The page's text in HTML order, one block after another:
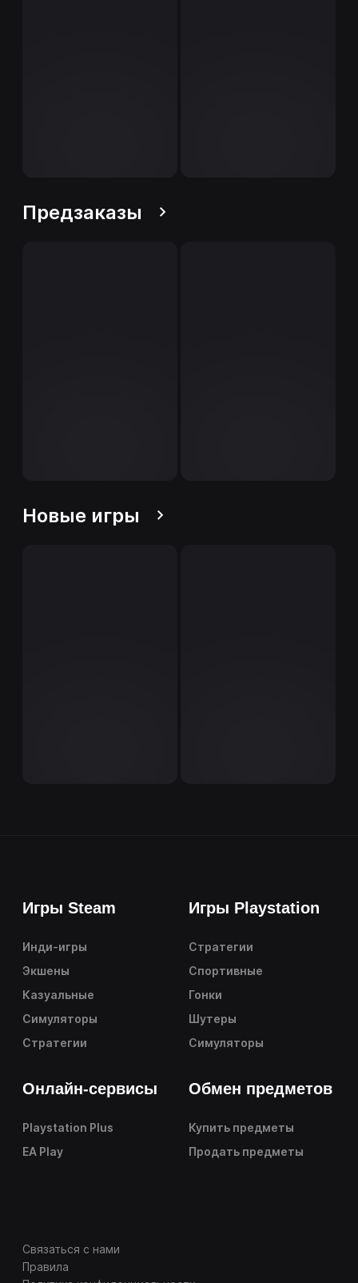
Предзаказы
Новые игры
Игры Steam
Инди-игры
Экшены
Казуальные
Симуляторы
Стратегии
Игры Playstation
Стратегии
Спортивные
Гонки
Шутеры
Симуляторы
Онлайн-сервисы
Playstation Plus
EA Play
Обмен предметов
Купить предметы
Продать предметы
Связаться с нами
Правила